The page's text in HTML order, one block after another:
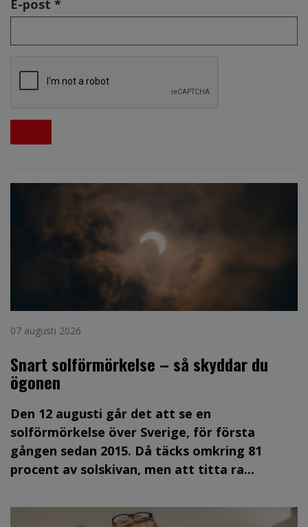
E-post *
07 augusti 2026
Snart solförmörkelse – så skyddar du
ögonen
Den 12 augusti går det att se en
solförmörkelse över Sverige, för första
gången sedan 2015. Då täcks omkring 81
procent av solskivan, men att titta ra...